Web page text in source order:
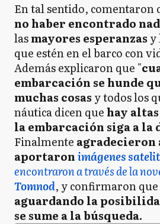
En tal sentido, comentaron
no haber encontrado
lasmayores esperanzas y
que estén en el barco con
Además explicaron que "
embarcación se hunde
muchas cosas y todos los
náutica dicen que hay
la embarcación siga a la
Finalmente agradecieron
aportaronimágenes
encontraron a través de la
Tomnod, y confirmaron que
aguardando la
se sume a la búsqueda.